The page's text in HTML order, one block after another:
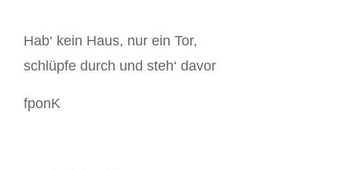
Hab‘ kein Haus, nur ein Tor,
schlüpfe durch und steh‘ davor
fponK